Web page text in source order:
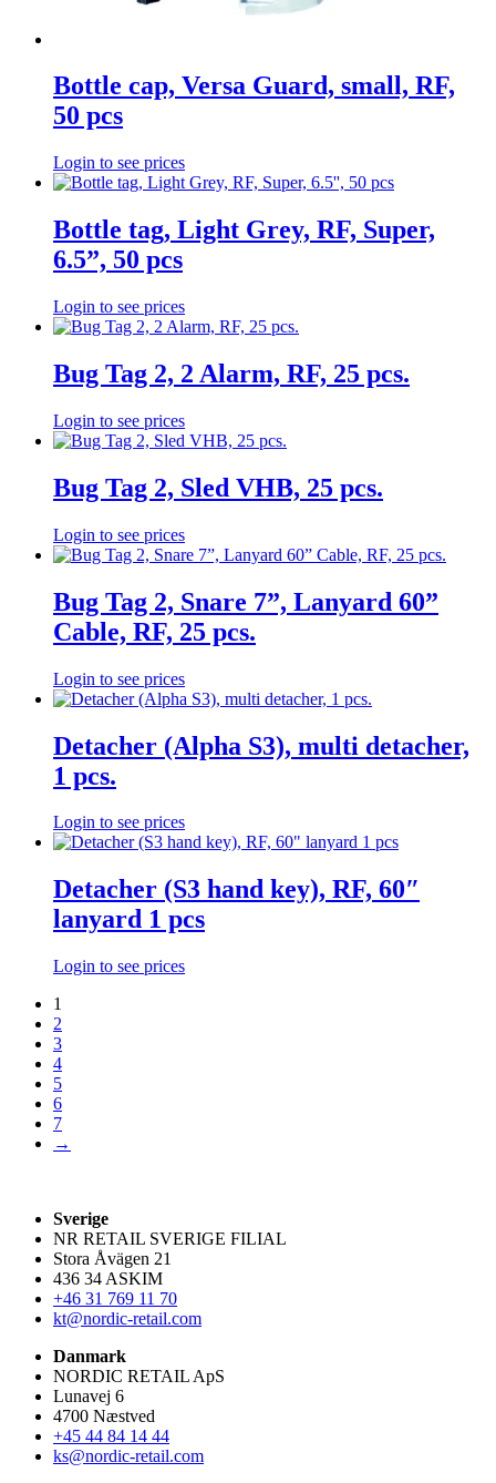
Bottle cap, Versa Guard, small, RF,
50 pcs
Login to see prices
Bottle tag, Light Grey, RF, Super,
6.5”, 50 pcs
Login to see prices
Bug Tag 2, 2 Alarm, RF, 25 pcs.
Login to see prices
Bug Tag 2, Sled VHB, 25 pcs.
Login to see prices
Bug Tag 2, Snare 7”, Lanyard 60”
Cable, RF, 25 pcs.
Login to see prices
Detacher (Alpha S3), multi detacher,
1 pcs.
Login to see prices
Detacher (S3 hand key), RF, 60″
lanyard 1 pcs
Login to see prices
1
2
3
4
5
6
7
→
Sverige
NR RETAIL SVERIGE FILIAL
Stora Åvägen 21
436 34 ASKIM
+46 31 769 11 70
kt@nordic-retail.com
Danmark
NORDIC RETAIL ApS
Lunavej 6
4700 Næstved
+45 44 84 14 44
ks@nordic-retail.com